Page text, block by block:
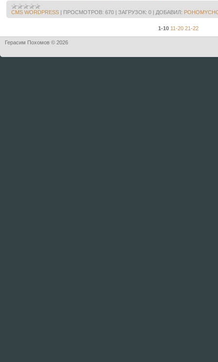
CMS WORDPRESS | ПРОСМОТРОВ: 670 | ЗАГРУЗОК: 0 | ДОБАВИЛ:
1-10 11-20 21-22
Герасим Похомов © 2026